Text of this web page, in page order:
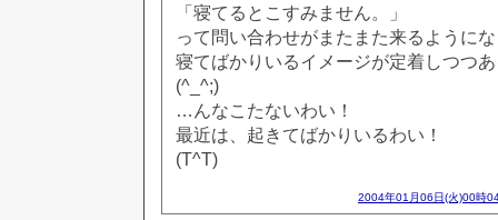
「寝てるとこすみません。」
って問い合わせがまたまた来るように
寝てばかりいるイメージが定着しつつ
(^_^;)
…んなこたないわい！
最近は、起きてばかりいるわい！
(T^T)
2004年01月06日(火)00時